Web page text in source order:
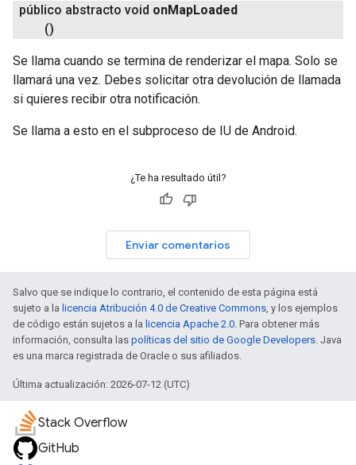
público abstracto void onMapLoaded
()
Se llama cuando se termina de renderizar el mapa. Solo se
llamará una vez. Debes solicitar otra devolución de llamada
si quieres recibir otra notificación.
Se llama a esto en el subproceso de IU de Android.
¿Te ha resultado útil?
Enviar comentarios
Salvo que se indique lo contrario, el contenido de esta página está
sujeto a la licencia Atribución 4.0 de Creative Commons, y los ejemplos
de código están sujetos a la licencia Apache 2.0. Para obtener más
información, consulta las políticas del sitio de Google Developers. Java
es una marca registrada de Oracle o sus afiliados.
Última actualización: 2026-07-12 (UTC)
Stack Overflow
GitHub